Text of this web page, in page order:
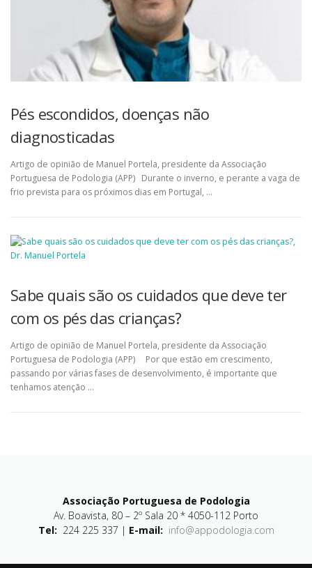
Pés escondidos, doenças não
diagnosticadas
Artigo de opinião de Manuel Portela, presidente da Associação
Portuguesa de Podologia (APP) Durante o inverno, e perante a vaga de
frio prevista para os próximos dias em Portugal, …
Sabe quais são os cuidados que deve ter
com os pés das crianças?
Artigo de opinião de Manuel Portela, presidente da Associação
Portuguesa de Podologia (APP) Por que estão em crescimento,
passando por várias fases de desenvolvimento, é importante que
tenhamos atenção …
Associação Portuguesa de Podologia
Av. Boavista, 80 – 2º Sala 20 * 4050-112 Porto
Tel: 224 225 337 | E-mail: info@appodologia.com